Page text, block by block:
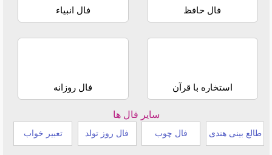
فال حافظ فال انبیاء
استخاره با قرآن فال روزانه
سایر فال ها
طالع بینی هندی فال چوب فال روز تولد تعبیر خواب